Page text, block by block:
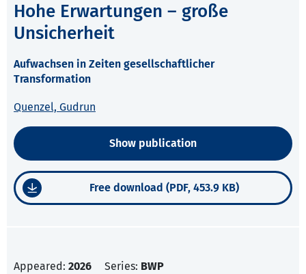
Hohe Erwartungen – große
Unsicherheit
Aufwachsen in Zeiten gesellschaftlicher
Transformation
Quenzel, Gudrun
Show publication
Free download (PDF, 453.9 KB)
Appeared: 2026 Series: BWP